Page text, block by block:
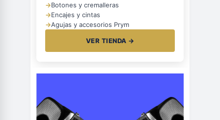
→Botones y cremalleras
→Encajes y cintas
→Agujas y accesorios Prym
VER TIENDA →